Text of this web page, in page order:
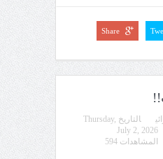
Share
التاريخ Thursday,
July 2, 2026
المشاهدات 594